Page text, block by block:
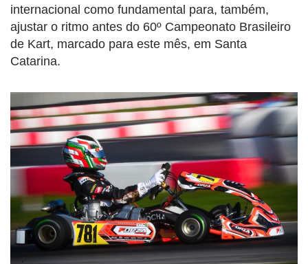
internacional como fundamental para, também,
ajustar o ritmo antes do 60º Campeonato Brasileiro
de Kart, marcado para este mês, em Santa
Catarina.